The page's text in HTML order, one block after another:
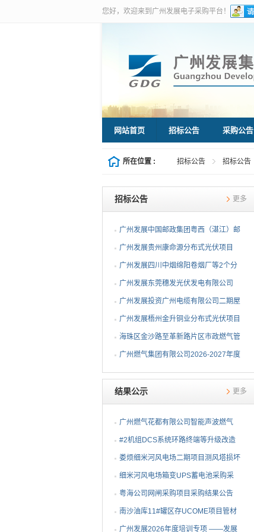
您好，欢迎来到广州发展电子采购平台！
网站首页 招标公告 采购公告
所在位置 : 招标公告 招标公告
招标公告 更多
广州发展中国邮政集团粤西（湛江）邮
件处理中心等3个分布...
广州发展贵州康命源分布式光伏项目
EPC总承包（第二次招标...
广州发展四川中烟绵阳卷烟厂等2个分
布式光伏项目EPC总承包...
广州发展东莞穗发光伏发电有限公司
（广州港新沙港务有限公...
广州发展投资广州电缆有限公司二期屋
顶分布式光伏项目EPC...
广州发展梧州金升铜业分布式光伏项目
EPC总承包招标公告
海珠区金沙路至革新路片区市政燃气管
网更新工程招标公告
广州燃气集团有限公司2026-2027年度
燃气用埋地聚乙烯（PE1...
结果公示 更多
广州燃气花都有限公司智能声波燃气
PE管道定位仪采购项目采...
#2机组DCS系统环路终端等升级改造
物资公开询比采购采购结...
娄烦细米河风电场二期项目测风塔损坏
设备采购采购结果公告
细米河风电场箱变UPS蓄电池采购采
购结果公告
粤海公司网闸采购项目采购结果公告
南沙油库11#罐区存UCOME项目管材
采购采购结果公告
广州发展2026年度培训专项 ——发展